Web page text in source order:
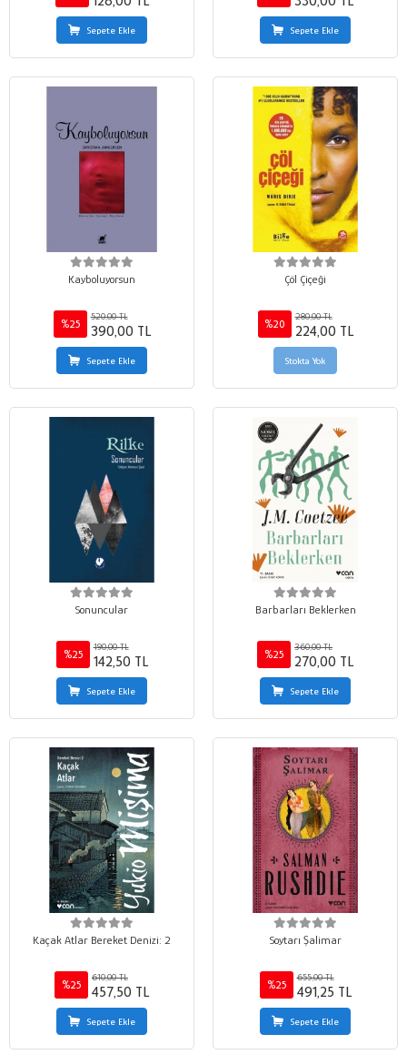
Sepete Ekle Sepete Ekle
Kayboluyorsun
%25
520,00 TL
390,00 TL
Sepete Ekle
Çöl Çiçeği
%20
280,00 TL
224,00 TL
Stokta Yok
Sonuncular
%25
190,00 TL
142,50 TL
Sepete Ekle
Barbarları Beklerken
%25
360,00 TL
270,00 TL
Sepete Ekle
Kaçak Atlar Bereket Denizi: 2
%25
610,00 TL
457,50 TL
Sepete Ekle
Soytarı Şalimar
%25
655,00 TL
491,25 TL
Sepete Ekle